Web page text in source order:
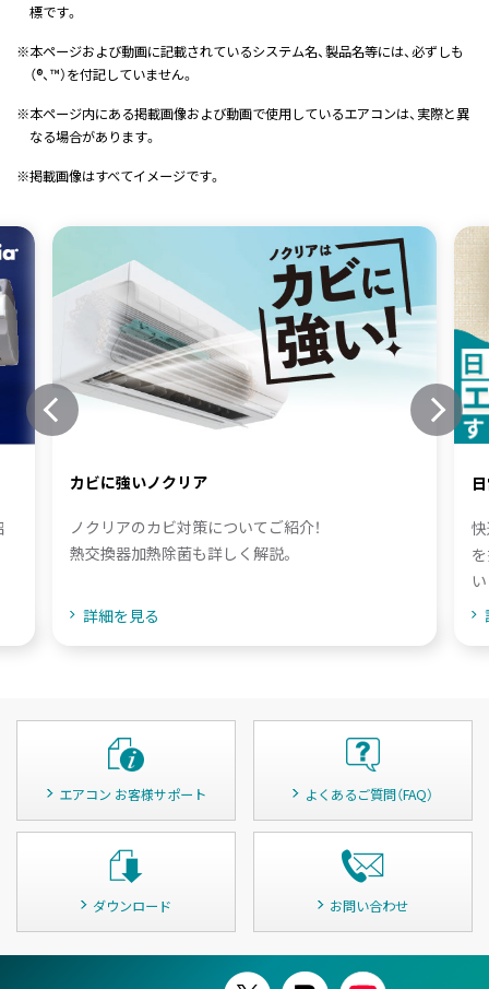
標です。
※本ページおよび動画に記載されているシステム名、製品名等には、必ずしも
（®、™）を付記していません。
※本ページ内にある掲載画像および動画で使用しているエアコンは、実際と異
なる場合があります。
※掲載画像はすべてイメージです。
カビに強いノクリア
ノクリアのカビ対策についてご紹介！
熱交換器加熱除菌も詳しく解説。
詳細を見る
エアコン お客様サポート よくあるご質問（FAQ）
ダウンロード お問い合わせ